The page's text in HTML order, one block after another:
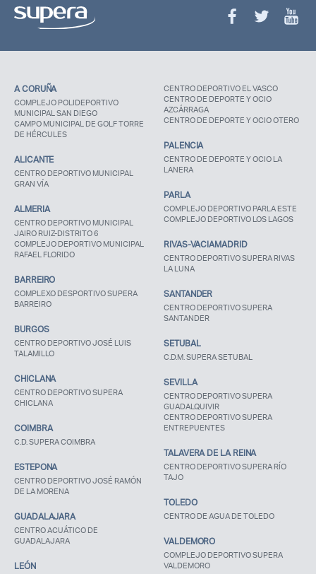
Recuerda mis claves
A CORUÑA
COMPLEJO POLIDEPORTIVO
MUNICIPAL SAN DIEGO
CAMPO MUNICIPAL DE GOLF TORRE
DE HÉRCULES
ALICANTE
CENTRO DEPORTIVO MUNICIPAL
GRAN VÍA
ALMERIA
CENTRO DEPORTIVO MUNICIPAL
JAIRO RUIZ-DISTRITO 6
COMPLEJO DEPORTIVO MUNICIPAL
RAFAEL FLORIDO
BARREIRO
COMPLEXO DESPORTIVO SUPERA
BARREIRO
BURGOS
CENTRO DEPORTIVO JOSÉ LUIS
TALAMILLO
CHICLANA
CENTRO DEPORTIVO SUPERA
CHICLANA
COIMBRA
C.D. SUPERA COIMBRA
ESTEPONA
CENTRO DEPORTIVO JOSÉ RAMÓN
DE LA MORENA
GUADALAJARA
CENTRO ACUÁTICO DE
GUADALAJARA
LEÓN
CENTRO DEPORTIVO EL VASCO
CENTRO DE DEPORTE Y OCIO
AZCÁRRAGA
CENTRO DE DEPORTE Y OCIO OTERO
PALENCIA
CENTRO DE DEPORTE Y OCIO LA
LANERA
PARLA
COMPLEJO DEPORTIVO PARLA ESTE
COMPLEJO DEPORTIVO LOS LAGOS
RIVAS-VACIAMADRID
CENTRO DEPORTIVO SUPERA RIVAS
LA LUNA
SANTANDER
CENTRO DEPORTIVO SUPERA
SANTANDER
SETUBAL
C.D.M. SUPERA SETUBAL
SEVILLA
CENTRO DEPORTIVO SUPERA
GUADALQUIVIR
CENTRO DEPORTIVO SUPERA
ENTREPUENTES
TALAVERA DE LA REINA
CENTRO DEPORTIVO SUPERA RÍO
TAJO
TOLEDO
CENTRO DE AGUA DE TOLEDO
VALDEMORO
COMPLEJO DEPORTIVO SUPERA
VALDEMORO